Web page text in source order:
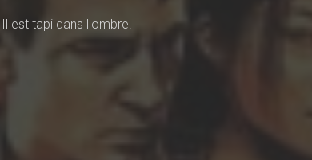
est tapi dans l'ombre.